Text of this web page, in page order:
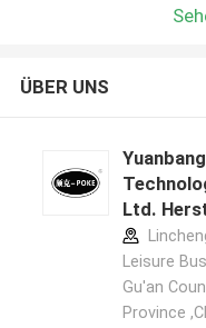
ÜBER UNS
Ltd.
Leisure
Gu'an
Province